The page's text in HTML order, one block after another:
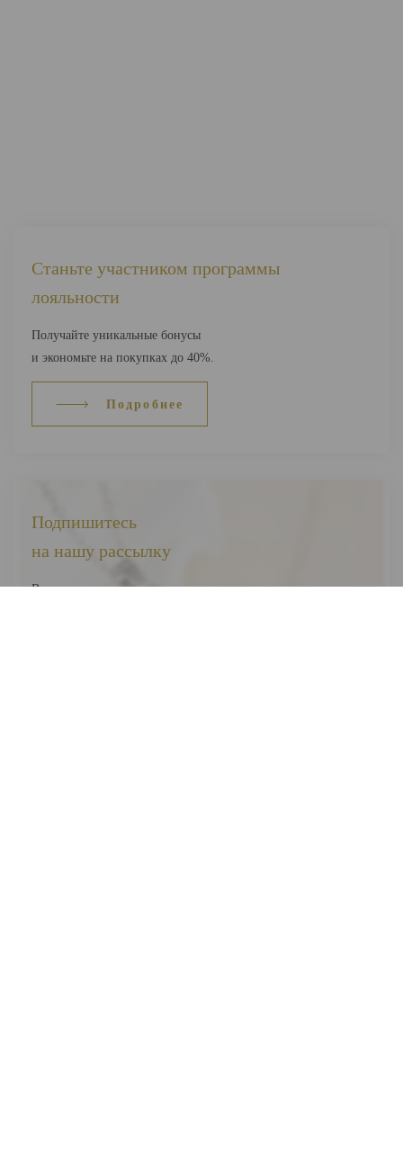
Станьте участником программы
лояльности
Получайте уникальные бонусы
и экономьте на покупках до 40%.
Подробнее
Подпишитесь
на нашу рассылку
Вы первыми узнаете о наших новинках, скидках и акциях